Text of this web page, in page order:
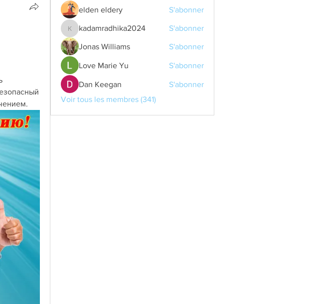
elden eldery
S'abonner
kadamradhika2024
kadamradhika2024 S'abonner
Jonas Williams S'abonner
Love Marie Yu S'abonner
Dan Keegan
S'abonner
Voir tous les membres (341)